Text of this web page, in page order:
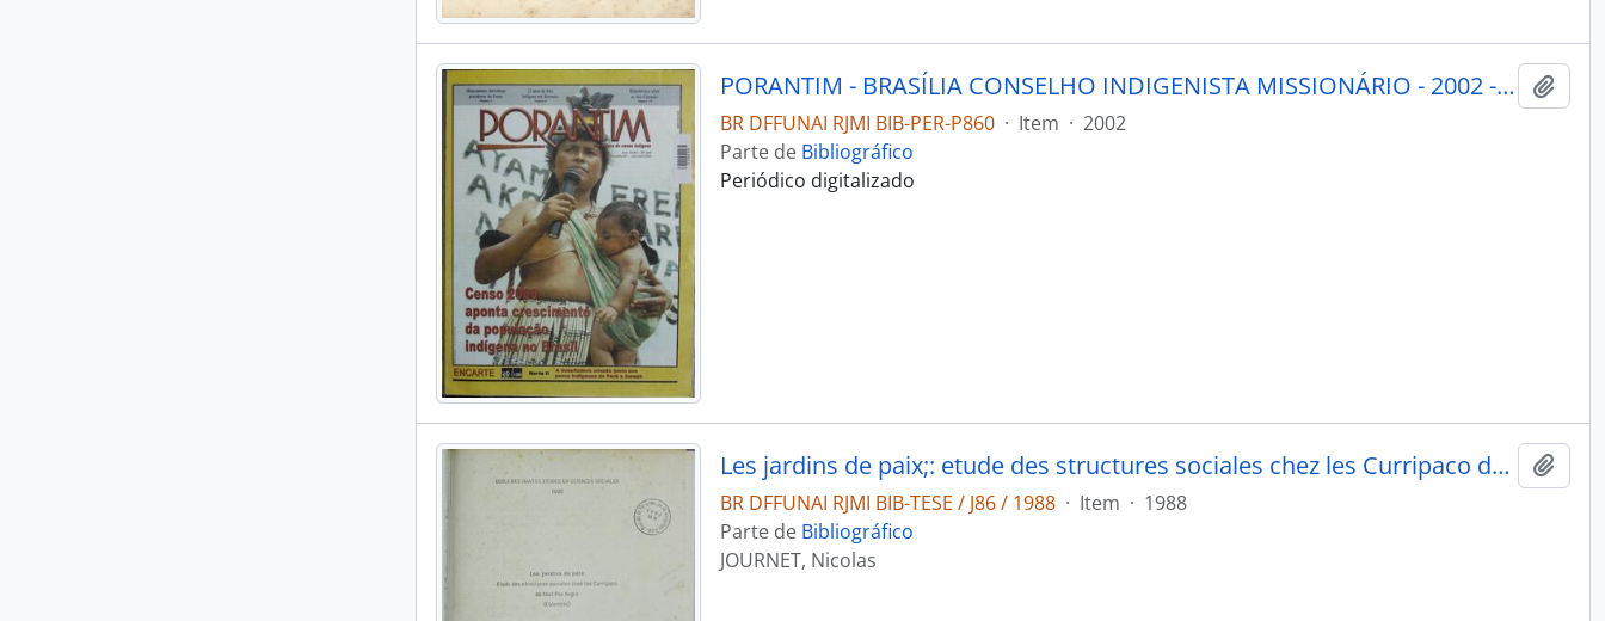
PORANTIM - BRASÍLIA CONSELHO INDIGENISTA MISSIONÁRIO - 2002 - Nº246
BR DFFUNAI RJMI BIB-PER-P860 · Item · 2002
Parte de Bibliográfico
Periódico digitalizado
Les jardins de paix;: etude des structures sociales chez les Curripaco du haut Rio Negro (colombie)
BR DFFUNAI RJMI BIB-TESE / J86 / 1988 · Item · 1988
Parte de Bibliográfico
JOURNET, Nicolas